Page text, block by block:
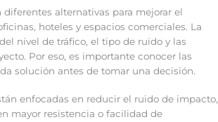
alternativas para mejorar el
hoteles y espacios comerciales. La
nivel de tráfico, el tipo de ruido y las
Por eso, es importante conocer las
solución antes de tomar una decisión.
enfocadas en reducir el ruido de impacto,
mayor resistencia o facilidad de